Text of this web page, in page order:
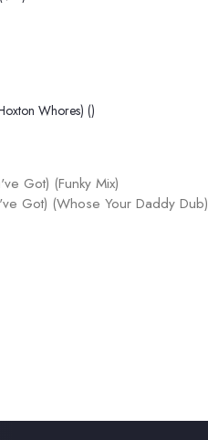
Whores) ()
Got) (Funky Mix)
Got) (Whose Your Daddy Dub)